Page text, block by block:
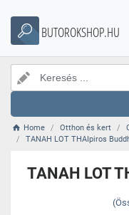
BUTOROKSHOP.HU
Home Otthon és kert
TANAH LOT THAIpiros
TANAH LOT